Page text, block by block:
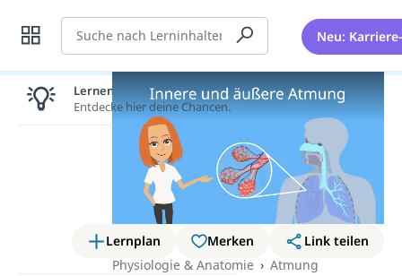
Suche Neu:
Lernplan Merken
Link teilen
Physiologie & Anatomie
Atmung
Lernen lohnt sich!
Entdecke hier deine Chancen.